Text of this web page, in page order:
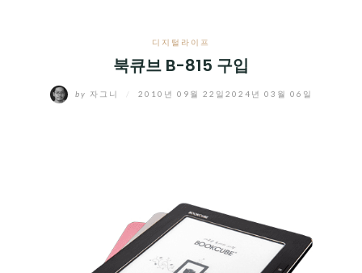
디지털라이프
북큐브 B-815 구입
by 자그니 2010년 09월 22일 2024년 03월 06일
CHILD
MENU
디지털라이프
MENU
CHILD
MENU